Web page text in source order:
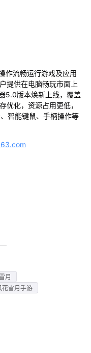
作流畅运行游戏及应用
提供在电脑畅玩市面上
5.0版本焕新上线，覆盖
优化，资源占用更低，
智能键鼠、手柄操作等
月
花雪月手游